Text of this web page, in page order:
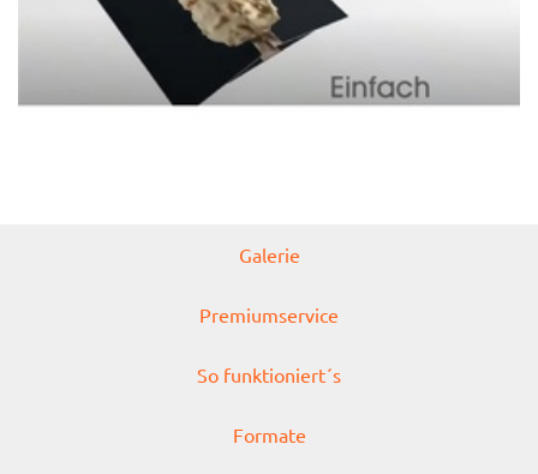
Galerie
Premiumservice
So funktioniert´s
Formate